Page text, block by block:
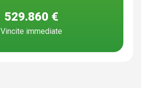
529.860 €
Vincite immediate